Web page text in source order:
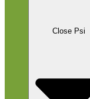
Close Psi